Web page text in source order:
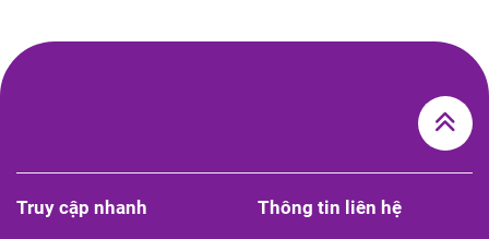
Truy cập nhanh Thông tin liên hệ